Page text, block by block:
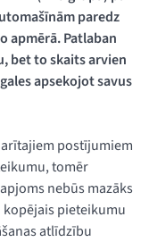
paredz
apmērā. Patlaban
bet to skaits arvien
apsekojot savus
postījumiem
tomēr
nebūs mazāks
kopējais pieteikumu
atlīdzību